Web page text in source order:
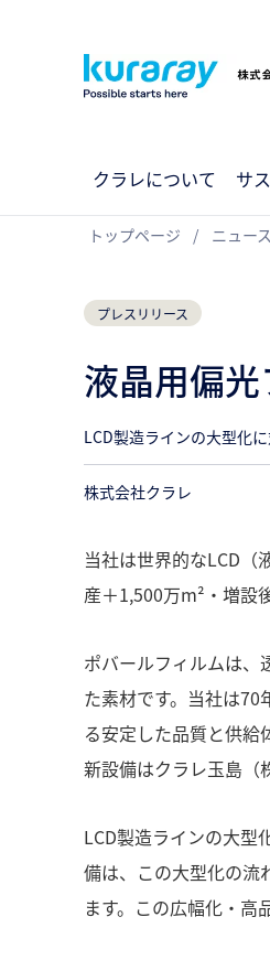
クラレについて サ
トップページ ニュー
プレスリリース
液晶用偏
LCD製造ラインの大型化
株式会社クラレ
当社は世界的なLCD（
産＋1,500万m²・増設
ポバールフィルムは、
た素材です。当社は
る安定した品質と供
新設備はクラレ玉島（
LCD製造ラインの大型
備は、この大型化の流
ます。この広幅化・高